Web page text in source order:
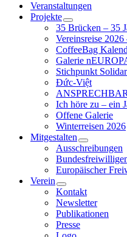
Veranstaltungen
Projekte
35 Brücken – 35
Vereinsreise
CoffeeBag
Galerie
Stichpunkt
Đức-Việt
Ich höre zu – ein
Offene Galerie
Winterreisen 2026
Mitgestalten
Ausschreibungen
Europäischer
Verein
Kontakt
Newsletter
Publikationen
Presse